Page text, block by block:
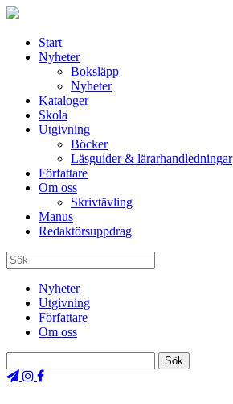
Start
Nyheter
Boksläpp
Nyheter
Kataloger
Skola
Utgivning
Böcker
Läsguider & lärarhandledningar
Författare
Om oss
Skrivtävling
Manus
Redaktörsuppdrag
Nyheter
Utgivning
Författare
Om oss